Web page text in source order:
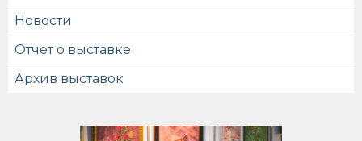
Новости
Отчет о выставке
Архив выставок